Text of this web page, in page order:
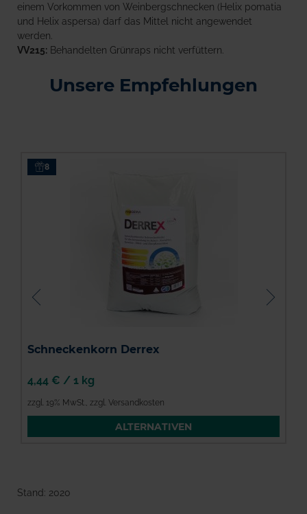
einem Vorkommen von Weinbergschnecken (Helix pomatia
und Helix aspersa) darf das Mittel nicht angewendet
werden.
VV215: Behandelten Grünraps nicht verfüttern.
Unsere Empfehlungen
8
Schneckenkorn Derrex
zzgl. 19% MwSt. zzgl. Versandkosten
4,44 € / 1 kg
ALTERNATIVEN
Stand: 2020